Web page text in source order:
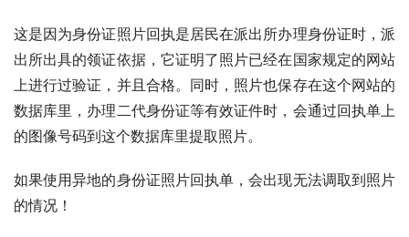
这是因为身份证照片回执是居民在派出所办理身份证时，派
出所出具的领证依据，它证明了照片已经在国家规定的网站
上进行过验证，并且合格。同时，照片也保存在这个网站的
数据库里，办理二代身份证等有效证件时，会通过回执单上
的图像号码到这个数据库里提取照片。
如果使用异地的身份证照片回执单，会出现无法调取到照片
的情况！